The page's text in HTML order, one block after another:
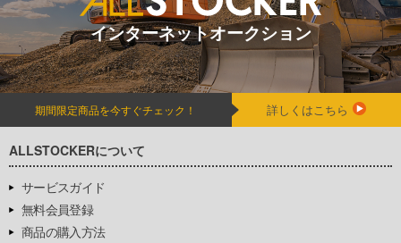
インターネットオークション
期間限定商品を今すぐチェック！ 詳しくはこちら
ALLSTOCKERについて
サービスガイド
無料会員登録
商品の購入方法